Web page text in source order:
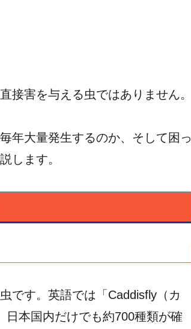
接害を与える虫ではありません。
年大量発生するのか、そして困っ
します。
です。英語では「Caddisfly（カ
本国内だけでも約700種類が確